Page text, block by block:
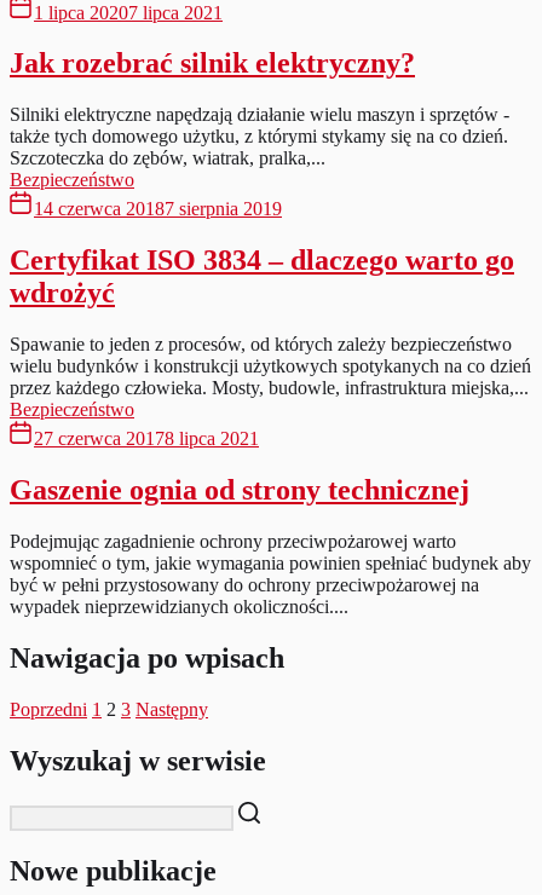
1 lipca 20207 lipca 2021
Jak rozebrać silnik elektryczny?
Silniki elektryczne napędzają działanie wielu maszyn i sprzętów -
także tych domowego użytku, z którymi stykamy się na co dzień.
Szczoteczka do zębów, wiatrak, pralka,...
Bezpieczeństwo
14 czerwca 20187 sierpnia 2019
Certyfikat ISO 3834 – dlaczego warto go
wdrożyć
Spawanie to jeden z procesów, od których zależy bezpieczeństwo
wielu budynków i konstrukcji użytkowych spotykanych na co dzień
przez każdego człowieka. Mosty, budowle, infrastruktura miejska,...
Bezpieczeństwo
27 czerwca 20178 lipca 2021
Gaszenie ognia od strony technicznej
Podejmując zagadnienie ochrony przeciwpożarowej warto
wspomnieć o tym, jakie wymagania powinien spełniać budynek aby
być w pełni przystosowany do ochrony przeciwpożarowej na
wypadek nieprzewidzianych okoliczności....
Nawigacja po wpisach
Poprzedni 1 2 3 Następny
Wyszukaj w serwisie
Nowe publikacje